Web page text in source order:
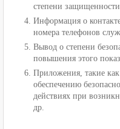
степени
Информация о
номера телефонов
Вывод о степени
повышения этого
Приложения, такие
обеспечению
действиях при
др.